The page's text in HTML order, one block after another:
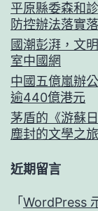
平原縣委森和
防控辦法落實
國潮彭湃，文
室中國網
中國五億嵐辦
逾440億港元
茅盾的《游蘇
塵封的文學之
近期留言
「 WordPress